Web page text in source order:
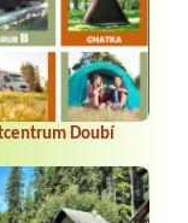
Doubí